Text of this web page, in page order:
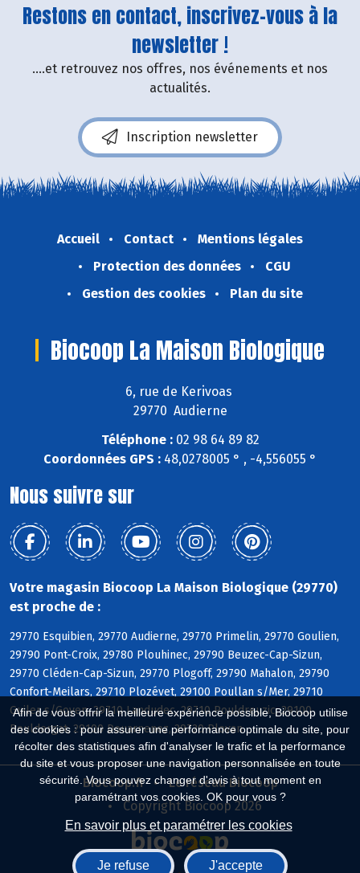
Afin de vous offrir la meilleure expérience possible, Biocoop utilise
des cookies : pour assurer une performance optimale du site, pour
récolter des statistiques afin d'analyser le trafic et la performance
du site et vous proposer une navigation personnalisée en toute
sécurité. Vous pouvez changer d'avis à tout moment en
paramétrant vos cookies. OK pour vous ?
En savoir plus et paramétrer les cookies
Je refuse J'accepte
Restons en contact, inscrivez-vous à la
newsletter !
....et retrouvez nos offres, nos événements et nos
actualités.
Inscription newsletter
Accueil Contact
Mentions légales
Protection des données
CGU
Gestion des cookies
Plan du site
Biocoop La Maison Biologique
6, rue de Kerivoas
29770 Audierne
Téléphone :02 98 64 89 82
Coordonnées GPS : 48,0278005 ° , -4,556055 °
Nous suivre sur
Votre magasin Biocoop La Maison Biologique (29770)
est proche de :
29770 Esquibien, 29770 Audierne, 29770 Primelin, 29770 Goulien,
29790 Pont-Croix, 29780 Plouhinec, 29790 Beuzec-Cap-Sizun,
29770 Cléden-Cap-Sizun, 29770 Plogoff, 29790 Mahalon, 29790
Confort-Meilars, 29710 Plozévet, 29100 Poullan s/Mer, 29710
Guiler s/Goyen, 29710 Landudec, 29710 Pouldreuzic, 29100
Pouldergat, 29100 Douarnenez, 29720 Plovan
Biocoop.fr
Le réseau Biocoop
Copyright Biocoop 2026